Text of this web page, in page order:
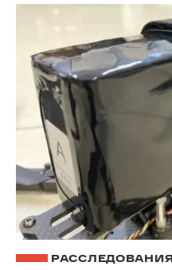
РАССЛЕДОВАНИЯ